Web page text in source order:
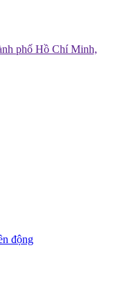
phố Hồ Chí Minh,
động